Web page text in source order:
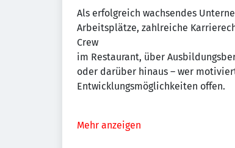
Als erfolgreich wachsendes
Arbeitsplätze, zahlreiche
Crew
im Restaurant, über
oder darüber hinaus – wer
Entwicklungsmöglichkeiten offen.
Mehr anzeigen